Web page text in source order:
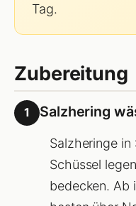
Tag.
Zubereitung
1 Salzhering
Salzheringe in
Schüssel
bedecken. Ab